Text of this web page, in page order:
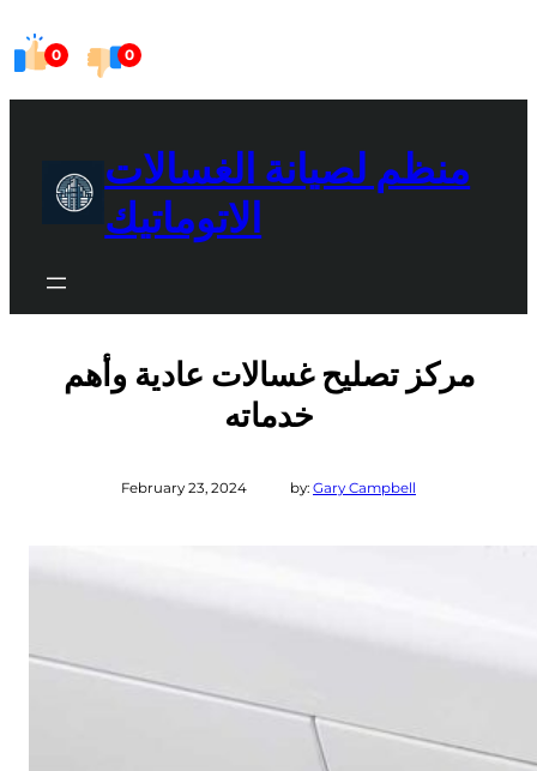
0 0
منظم لصيانة الغسالات
الاتوماتيك
مركز تصليح غسالات عادية وأهم
خدماته
February 23, 2024 by: Gary Campbell